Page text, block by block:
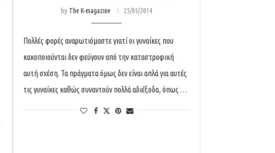
by The K-magazine 25/05/2014
Πολλές φορές αναρωτιόμαστε γιατί οι γυναίκες που
κακοποιούνται δεν φεύγουν από την καταστροφική
αυτή σχέση. Τα πράγματα όμως δεν είναι απλά για αυτές
τις γυναίκες καθώς συναντούν πολλά αδιέξοδα, όπως …